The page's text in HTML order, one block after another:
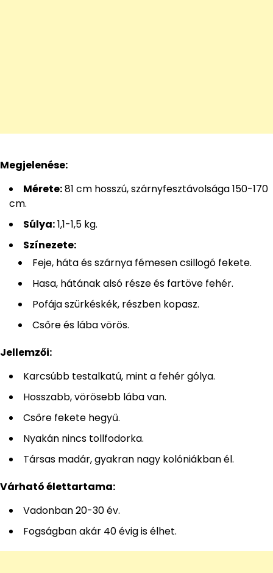
Megjelenése:
Mérete:81 cm hosszú, szárnyfesztávolsága 150-170
cm.
Súlya:1,1-1,5 kg.
Színezete:
Feje, háta és szárnya fémesen csillogó fekete.
Hasa, hátának alsó része és fartöve fehér.
Pofája szürkéskék, részben kopasz.
Csőre és lába vörös.
Jellemzői:
Karcsúbb testalkatú, mint a fehér gólya.
Hosszabb, vörösebb lába van.
Csőre fekete hegyű.
Nyakán nincs tollfodorka.
Társas madár, gyakran nagy kolóniákban él.
Várható élettartama:
Vadonban 20-30 év.
Fogságban akár 40 évig is élhet.